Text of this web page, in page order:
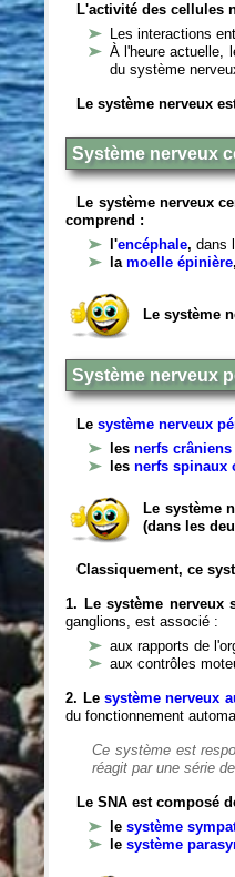
L'activité des cellules
Les interactions
À l'heure actuelle,
du système
Le système nerveux
Système nerveux
Le système nerveux
comprend :
l'encéphale,dans
lamoelle épinière
Le système
Système nerveux
Lesystème nerveux
lesnerfs crâniens
lesnerfs spinaux
Le système
(dans les
Classiquement, ce
1. Le système nerveux
ganglions, est associé :
aux rapports de
aux contrôles
2. Le système nerveux
du fonctionnement
Ce système est
réagit par une série
Le SNA est composé
lesystème
lesystème